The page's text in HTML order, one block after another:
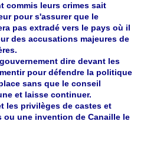
commis leurs crimes sait
pour s'assurer que le
pas extradé vers le pays où il
des accusations majeures de
dire devant les
pour défendre la politique
sans que le conseil
et laisse continuer.
les privilèges de castes et
une invention de Canaille le